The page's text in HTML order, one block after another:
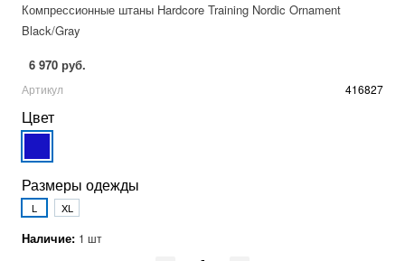
Компрессионные штаны Hardcore Training Nordic Ornament
Black/Gray
6 970 руб.
Артикул 416827
Цвет
Размеры одежды
L XL
Наличие: 1 шт